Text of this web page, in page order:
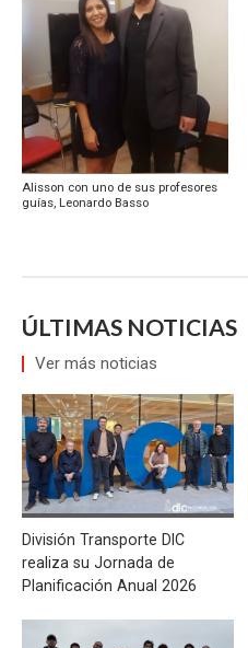
Alisson con uno de sus profesores
guías, Leonardo Basso
ÚLTIMAS NOTICIAS
Ver más noticias
División Transporte DIC
realiza su Jornada de
Planificación Anual 2026